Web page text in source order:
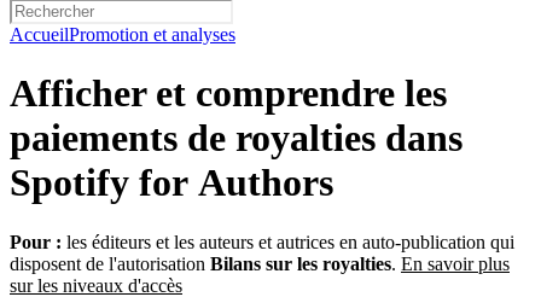
AccueilPromotion et analyses
Afficher et comprendre les
paiements de royalties dans
Spotify for Authors
Pour : les éditeurs et les auteurs et autrices en auto-publication qui
disposent de l'autorisation Bilans sur les royalties. En savoir plus
sur les niveaux d'accès